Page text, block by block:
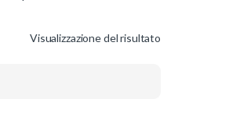
Visualizzazione del risultato